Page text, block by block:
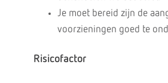
Je moet bereid zijn de
voorzieningen goed te
Risicofactor